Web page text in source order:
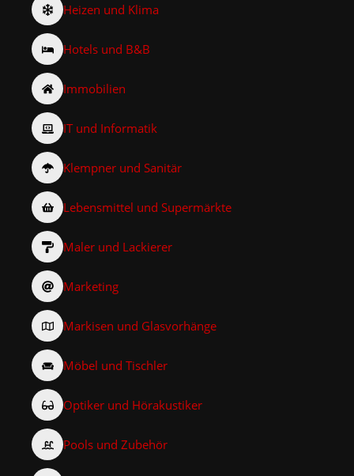
Heizen und Klima
Hotels und B&B
Immobilien
IT und Informatik
Klempner und Sanitär
Lebensmittel und Supermärkte
Maler und Lackierer
Marketing
Markisen und Glasvorhänge
Möbel und Tischler
Optiker und Hörakustiker
Pools und Zubehör